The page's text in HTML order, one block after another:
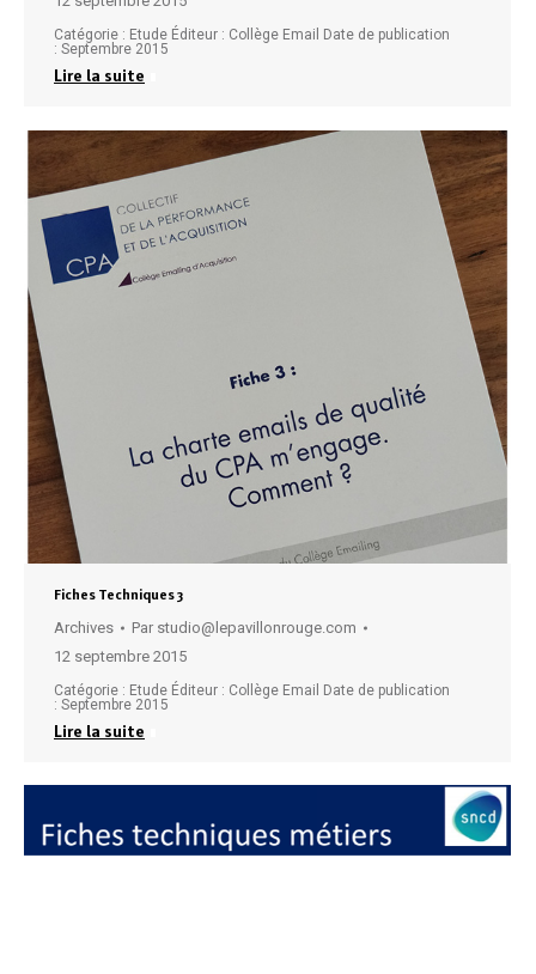
Catégorie : Etude Éditeur : Collège Email Date de publication
: Septembre 2015
Lire la suite
Fiches Techniques 3
Archives Par studio@lepavillonrouge.com
12 septembre 2015
Catégorie : Etude Éditeur : Collège Email Date de publication
: Septembre 2015
Lire la suite